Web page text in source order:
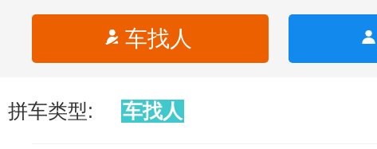
车找人
拼车类型: 车找人